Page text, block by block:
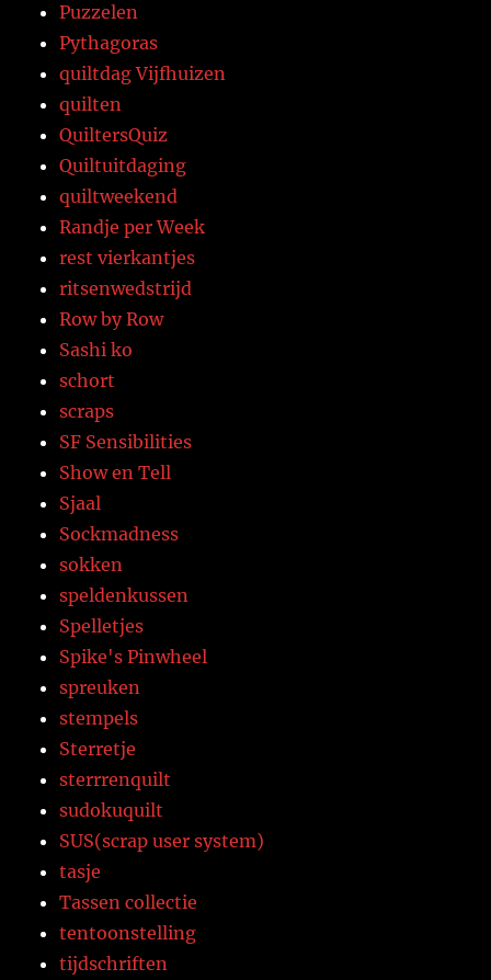
Puzzelen
Pythagoras
quiltdag Vijfhuizen
quilten
QuiltersQuiz
Quiltuitdaging
quiltweekend
Randje per Week
rest vierkantjes
ritsenwedstrijd
Row by Row
Sashi ko
schort
scraps
SF Sensibilities
Show en Tell
Sjaal
Sockmadness
sokken
speldenkussen
Spelletjes
Spike's Pinwheel
spreuken
stempels
Sterretje
sterrrenquilt
sudokuquilt
SUS(scrap user system)
tasje
Tassen collectie
tentoonstelling
tijdschriften